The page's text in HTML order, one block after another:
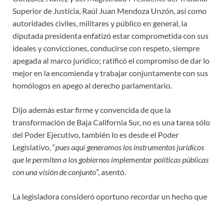
Superior de Justicia, Raúl Juan Mendoza Unzón, así como
autoridades civiles, militares y público en general, la
diputada presidenta enfatizó estar comprometida con sus
ideales y convicciones, conducirse con respeto, siempre
apegada al marco jurídico; ratificó el compromiso de dar lo
mejor en la encomienda y trabajar conjuntamente con sus
homólogos en apego al derecho parlamentario.
Dijo además estar firme y convencida de que la
transformación de Baja California Sur, no es una tarea sólo
del Poder Ejecutivo, también lo es desde el Poder
Legislativo, “pues aquí generamos los instrumentos jurídicos
que le permiten a los gobiernos implementar políticas públicas
con una visión de conjunto”, asentó.
La legisladora consideró oportuno recordar un hecho que